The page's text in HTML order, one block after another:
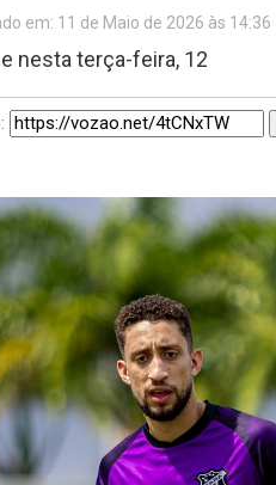
em: 11 de Maio de 2026 às 14:36
nesta terça-feira, 12